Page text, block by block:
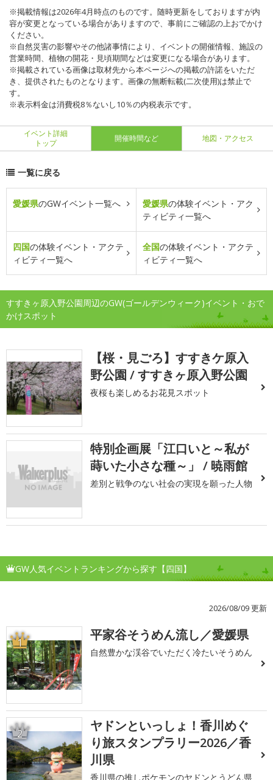
※掲載情報は2026年4月時点のものです。随時更新をしておりますが内
容が変更となっている場合がありますので、事前にご確認の上おでかけ
ください。
※自然災害の影響やその他諸事情により、イベントの開催情報、施設の
営業時間、植物の開花・見頃期間などは変更になる場合があります。
※掲載されている画像は取材先から本ページへの掲載の許諾をいただ
き、提供されたものとなります。画像の無断転載(二次使用)は禁止で
す。
※表示料金は消費税8％ないし10％の内税表示です。
イベント詳細
トップ
開催時間など 地図・アクセス
一覧に戻る
愛媛県のGWイベント一覧へ 愛媛県の体験イベント・アク
ティビティ一覧へ
四国の体験イベント・アクテ
ィビティ一覧へ
全国の体験イベント・アクテ
ィビティ一覧へ
すすきヶ原入野公園周辺のGW(ゴールデンウィーク)イベント・おで
かけスポット
【桜・見ごろ】すすきケ原入
野公園 / すすきヶ原入野公園
夜桜も楽しめるお花見スポット
特別企画展「江口いと～私が
蒔いた小さな種～」 / 暁雨館
差別と戦争のない社会の実現を願った人物
GW人気イベントランキングから探す【四国】
2026/08/09 更新
1 平家谷そうめん流し／愛媛県
自然豊かな渓谷でいただく冷たいそうめん
2
ヤドンといっしょ！香川めぐ
り旅スタンプラリー2026／香
川県
香川県の推しポケモンのヤドンとうどん県